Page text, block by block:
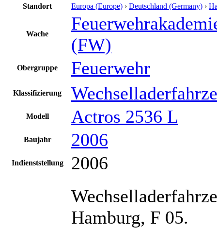
Standort Europa (Europe) › Deutschland (Germany) ›
Wache
(FW)
Obergruppe Feuerwehr
Klassifizierung
Modell Actros 2536 L
Baujahr 2006
Indienststellung 2006
Hamburg, F 05.